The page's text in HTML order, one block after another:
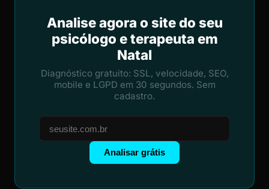
Analise agora o site do seu
psicólogo e terapeuta em
Natal
Diagnóstico gratuito: SSL, velocidade, SEO,
mobile e LGPD em 30 segundos. Sem
cadastro.
Analisar grátis